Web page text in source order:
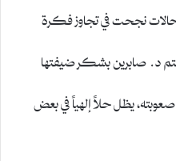
نجحت في تجاوز فكرة
د. صابرين بشكر ضيفتها
يظل حلاً إلهياً في بعض